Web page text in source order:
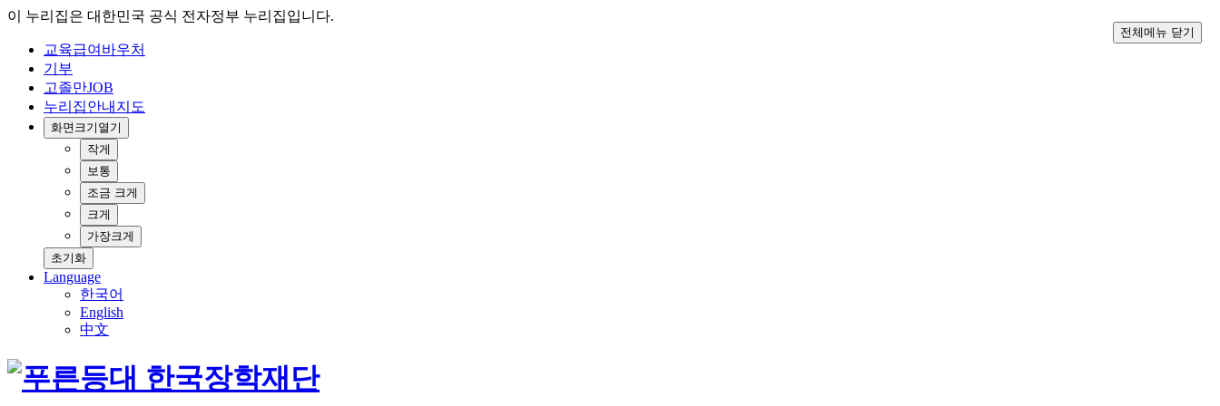
이 누리집은 대한민국 공식 전자정부 누리집입니다.
교육급여바우처
기부
고졸만JOB
누리집안내지도
화면크기 열기
작게
보통
조금 크게
크게
가장크게
초기화
Language
한국어
English
中文
전체메뉴 닫기